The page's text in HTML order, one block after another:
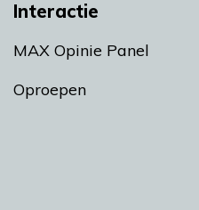
Interactie
MAX Opinie Panel
Oproepen